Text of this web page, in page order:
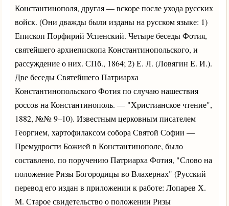
Константинополя, другая — вскоре после ухода русских
войск. (Они дважды были изданы на русском языке: 1)
Епископ Порфирий Успенский. Четыре беседы Фотия,
святейшего архиепископа Константинопольского, и
рассуждение о них. СПб., 1864; 2) Е. Л. (Ловягин Е. И.).
Две беседы Святейшего Патриарха
Константинопольского Фотия по случаю нашествия
россов на Константинополь. — "Христианское чтение",
1882, №№ 9–10). Известным церковным писателем
Георгием, хартофилаксом собора Святой Софии —
Премудрости Божией в Константинополе, было
составлено, по поручению Патриарха Фотия, "Слово на
положение Ризы Богородицы во Влахернах" (Русский
перевод его издан в приложении к работе: Лопарев Х.
М. Старое свидетельство о положении Ризы